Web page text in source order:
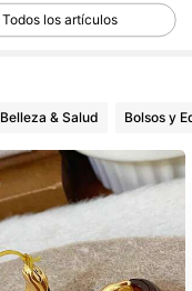
Todos los artículos
Belleza & Salud Bolsos y